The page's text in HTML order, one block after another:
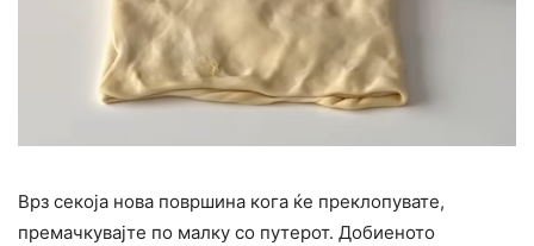
Врз секоја нова површина кога ќе преклопувате,
премачкувајте по малку со путерот. Добиеното